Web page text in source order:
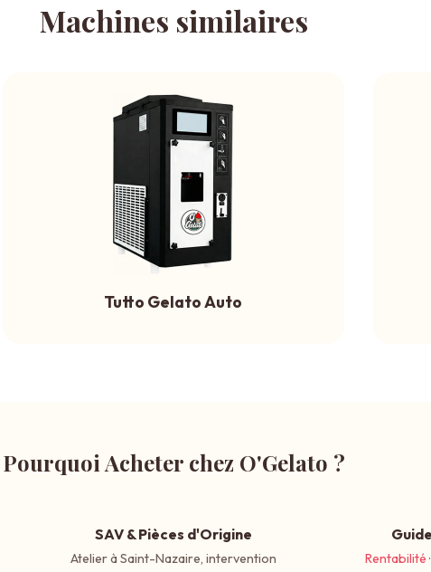
Machines similaires
Tutto Gelato Auto
Pourquoi Acheter chez O'Gelato ?
SAV & Pièces d'Origine
Atelier à Saint-Nazaire, intervention
Rentabilité ·